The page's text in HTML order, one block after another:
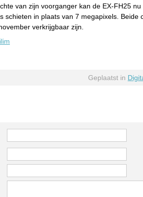
van zijn voorganger kan de EX-FH25
schieten in plaats van 7 megapixels. Beide
verkrijgbaar zijn.
Geplaatst in